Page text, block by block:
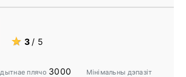
рэсурсы, штодзённыя
★ 3 / 5
плячо 3000 Мінімальны дэпазіт